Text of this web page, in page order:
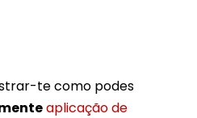
te como podes
aplicação de